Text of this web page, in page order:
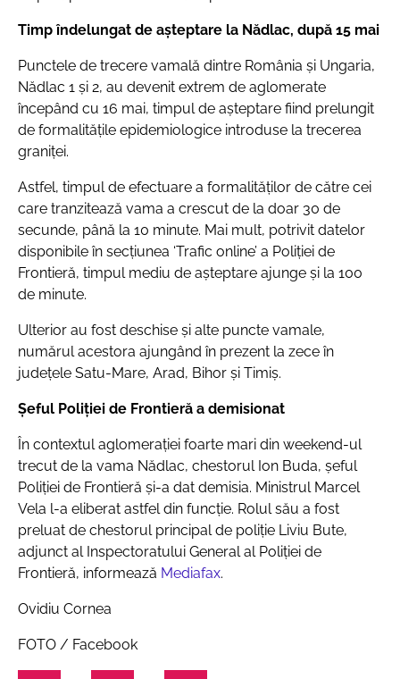
Timp îndelungat de așteptare la Nădlac, după 15 mai
Punctele de trecere vamală dintre România și Ungaria,
Nădlac 1 și 2, au devenit extrem de aglomerate
începând cu 16 mai, timpul de așteptare fiind prelungit
de formalitățile epidemiologice introduse la trecerea
graniței.
Astfel, timpul de efectuare a formalităților de către cei
care tranzitează vama a crescut de la doar 30 de
secunde, până la 10 minute. Mai mult, potrivit datelor
disponibile în secțiunea ‘Trafic online’ a Poliției de
Frontieră, timpul mediu de așteptare ajunge și la 100
de minute.
Ulterior au fost deschise și alte puncte vamale,
numărul acestora ajungând în prezent la zece în
județele Satu-Mare, Arad, Bihor și Timiș.
Șeful Poliției de Frontieră a demisionat
În contextul aglomerației foarte mari din weekend-ul
trecut de la vama Nădlac, chestorul Ion Buda, șeful
Poliției de Frontieră și-a dat demisia. Ministrul Marcel
Vela l-a eliberat astfel din funcție. Rolul său a fost
preluat de chestorul principal de poliție Liviu Bute,
adjunct al Inspectoratului General al Poliției de
Frontieră, informează Mediafax.
Ovidiu Cornea
FOTO / Facebook